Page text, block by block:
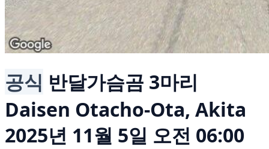
공식 반달가슴곰 3마리
Daisen Otacho-Ota, Akita
2025년 11월 5일 오전 06:00